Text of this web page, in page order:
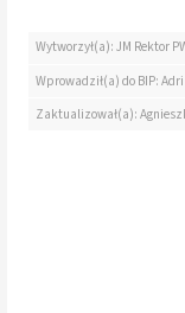
Wytworzył(a): JM Rektor
Wprowadził(a) do BIP:
Zaktualizował(a):